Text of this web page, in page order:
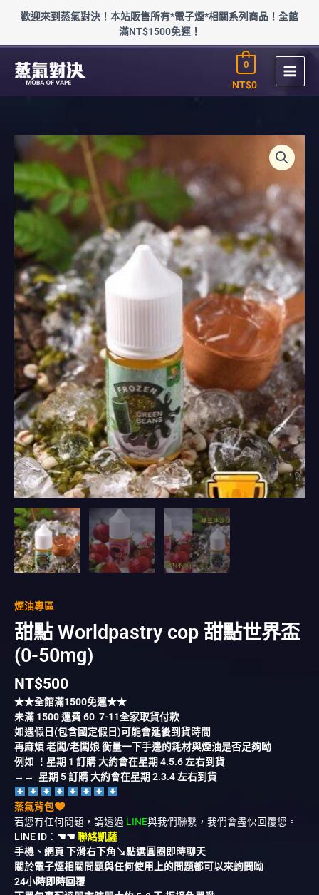
要
歡迎來到蒸氣對決！本站販售所有*電子煙*相關系列商品！全館
滿NT$1500免運！
NT$0
0
煙油專區
甜點 Worldpastry cop 甜點世界盃
(0-50mg)
NT$500
★★全館滿1500免運★★
未滿 1500運費60 7-11全家取貨付款
如遇假日(包含國定假日)可能會延後到貨時間
再麻煩 老闆/老闆娘 衡量一下手邊的耗材與煙油是否足夠呦
例如 ⋮星期 1 訂購 大約會在星期 4.5.6 左右到貨
→→ 星期 5 訂購 大約會在星期 2.3.4 左右到貨
蒸氣背包
若您有任何問題，請透過 LINE與我們聯繫，我們會盡快回覆您。
LINE ID ： ☚☚ 聯絡凱薩
手機、網頁 下滑右下角↘︎點選圓圈即時聊天
關於電子煙相關問題與任何使用上的問題都可以來詢問呦
24小時即時回覆
Worldpastry
cop
甜
點
世
界
盃
(0-
50mg)
數
量